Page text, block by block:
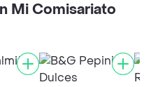
Mi Comisariato